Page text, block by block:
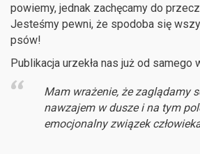
powiemy, jednak zachęcamy do
Jesteśmy pewni, że spodoba się
psów!
Publikacja urzekła nas już od samego
Mam wrażenie, że zaglądamy
nawzajem w dusze i na tym
emocjonalny związek